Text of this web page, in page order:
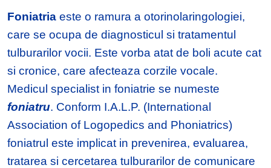
Foniatria este o ramura a otorinolaringologiei,
care se ocupa de diagnosticul si tratamentul
tulburarilor vocii. Este vorba atat de boli acute cat
si cronice, care afecteaza corzile vocale.
Medicul specialist in foniatrie se numeste
foniatru. Conform I.A.L.P. (International
Association of Logopedics and Phoniatrics)
foniatrul este implicat in prevenirea, evaluarea,
tratarea si cercetarea tulburarilor de comunicare